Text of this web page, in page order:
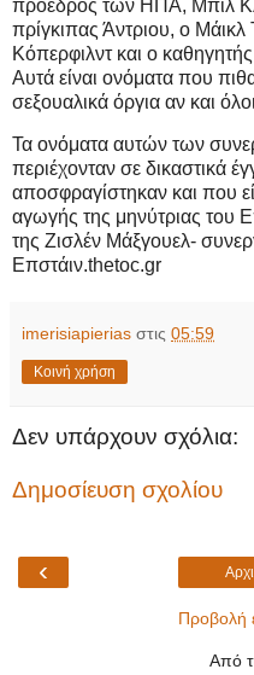
πρόεδρος των ΗΠΑ, Μπιλ
πρίγκιπας Άντριου, ο
Κόπερφιλντ και ο
Αυτά είναι ονόματα που
σεξουαλικά όργια αν και
Τα ονόματα αυτών των
περιέχονταν σε δικαστικά
αποσφραγίστηκαν και που
αγωγής της μηνύτριας του
της Ζισλέν Μάξγουελ-
Επστάιν.thetoc.gr
imerisiapierias στις 05:59
Κοινή χρήση
Δεν υπάρχουν σχόλια:
Δημοσίευση σχολίου
‹
Προβολή
Από